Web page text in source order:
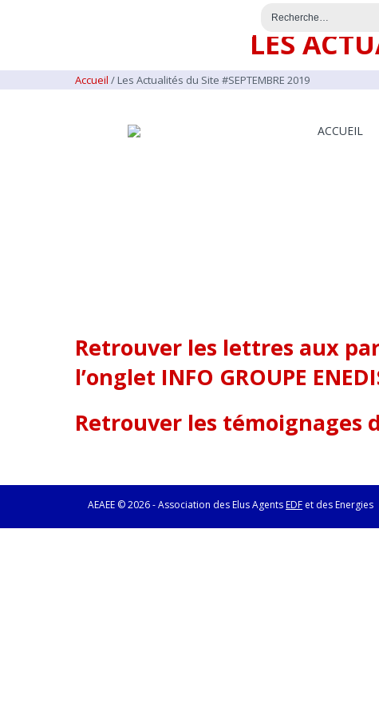
ACCUEIL
LES
Accueil / Les Actualités du Site #SEPTEMBRE 2019
Retrouver les lettres aux
l’onglet INFO GROUPE
Retrouver les témoignages
AEAEE © 2026 - Association des Elus AgentsEDF et des Energies